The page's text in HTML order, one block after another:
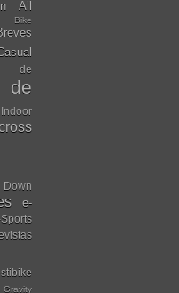
All
Bike
de
de
Down
e-
Gravity